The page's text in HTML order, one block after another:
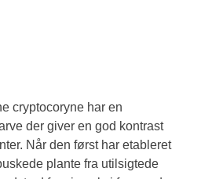
cryptocoryne har en
der giver en god kontrast
Når den først har etableret
plante fra utilsigtede